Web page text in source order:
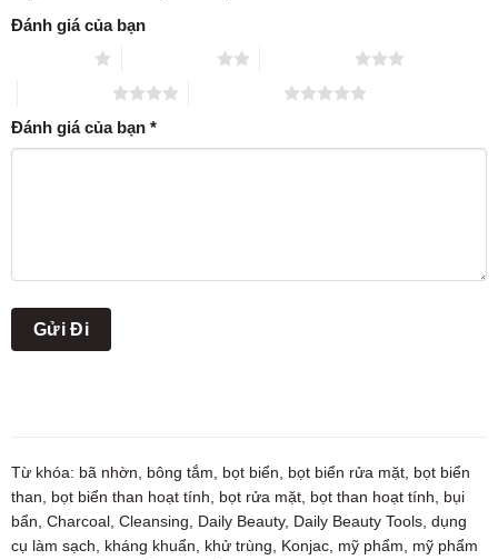
Đánh giá của bạn
Đánh giá của bạn *
Từ khóa: bã nhờn bông tắm bọt biển bọt biển rửa mặt bọt biển
than
bọt biển than hoạt tính bọt rửa mặt bọt than hoạt tính
bụi
bẩn Charcoal Cleansing Daily Beauty, Daily Beauty Tools dụng
cụ làm sạch
kháng khuẩn khử trùng Konjac mỹ phẩm
mỹ phẩm